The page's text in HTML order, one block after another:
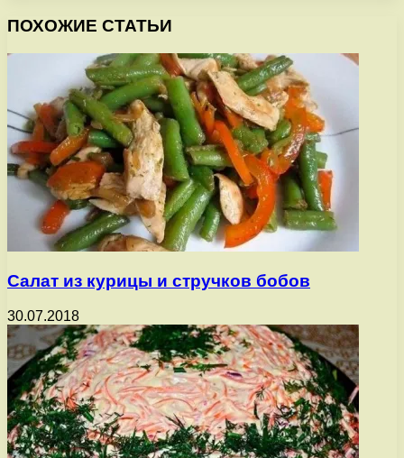
ПОХОЖИЕ СТАТЬИ
Салат из курицы и стручков бобов
30.07.2018